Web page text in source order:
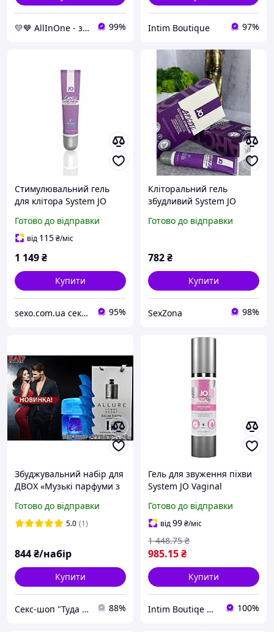
💛💙 AllInOne - знаходь все необхідне в одному магазині! 99% Intim Boutique 97%
Стимулювальний гель
для клітора System JO
Готово до відправки
від 115₴/міс
1 149₴
Купити
sexo.com.ua секс-шоп інтернет-магазин 95%
Кліторальний гель
збудливий System JO
Готово до відправки
782₴
Купити
SexZona 98%
Збуджувальний набір для
ДВОХ «Музькі парфуми з
для довгого сексу +
WomanV у краплях»
Готово до відправки
5.0 (1)
844₴/набір
Купити
Секс-шоп "Туда Сюда" 88%
Гель для звуження піхви
System JO Vaginal
Готово до відправки
від99₴/міс
985.15₴
1 448.75 ₴
Купити
Intim Boutiqe 777Shop 100%